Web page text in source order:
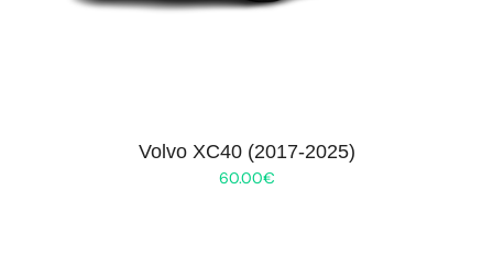
Volvo XC40 (2017-2025)
60.00€